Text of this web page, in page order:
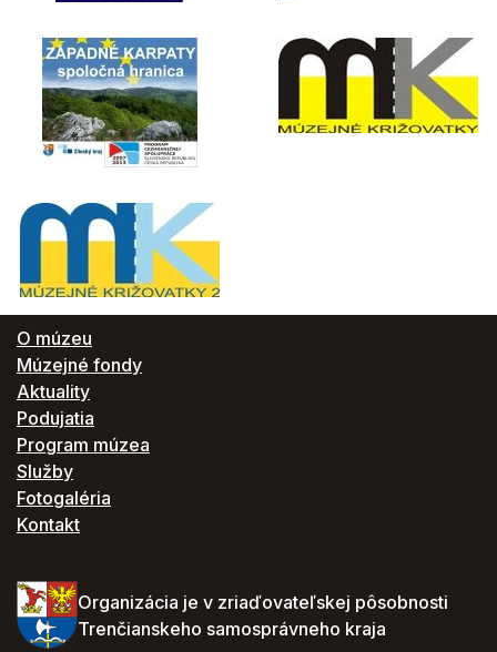
O múzeu
Múzejné fondy
Aktuality
Podujatia
Program múzea
Služby
Fotogaléria
Kontakt
Organizácia je v zriaďovateľskej pôsobnosti
Trenčianskeho samosprávneho kraja